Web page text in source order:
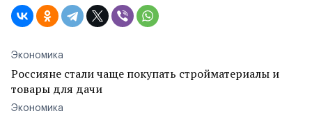
Экономика
Россияне стали чаще покупать стройматериалы и
товары для дачи
Экономика